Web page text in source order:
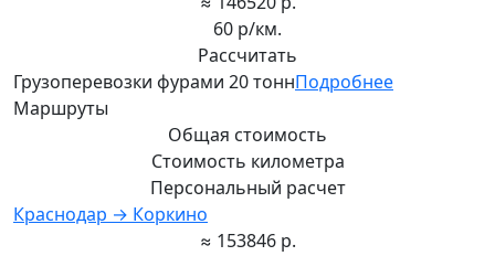
60 р/км.
Рассчитать
Грузоперевозки фурами 20 тоннПодробнее
Маршруты
Общая стоимость
Стоимость километра
Персональный расчет
Краснодар → Коркино
≈ 153846 р.